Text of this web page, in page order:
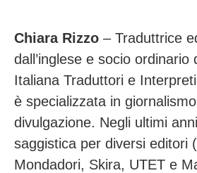
Chiara Rizzo – Traduttrice
dall’inglese e socio ordinario
Italiana Traduttori e
è specializzata in
divulgazione. Negli ultimi
saggistica per diversi editori
Mondadori, Skira, UTET e